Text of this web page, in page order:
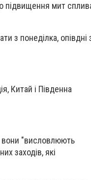
підвищення мит
з понеділка, опівдні
Китай і Південна
вони "висловлюють
заходів, які